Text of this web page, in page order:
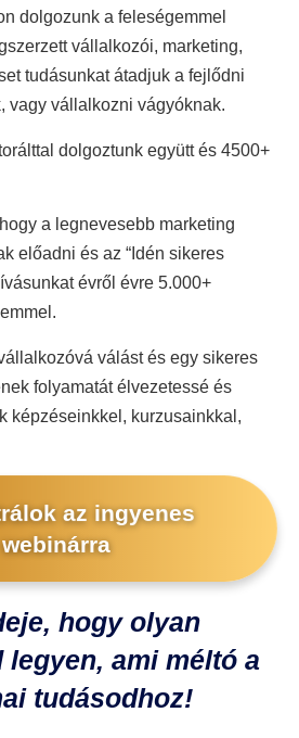
hogy olyan
legyen, ami méltó a
tudásodhoz!
dolgozunk a feleségemmel
vállalkozói, marketing,
tudásunkat átadjuk a fejlődni
vagy vállalkozni vágyóknak.
dolgoztunk együtt és 4500+
a legnevesebb marketing
előadni és az “Idén sikeres
évről évre 5.000+
válást és egy sikeres
folyamatát élvezetessé és
képzéseinkkel, kurzusainkkal,
az ingyenes
webinárra